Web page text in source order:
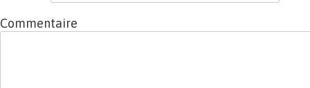
Commentaire